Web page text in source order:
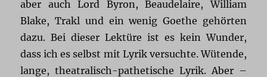
aber auch Lord Byron, Beaudelaire, William
Blake, Trakl und ein wenig Goethe gehörten
dazu. Bei dieser Lektüre ist es kein Wunder,
dass ich es selbst mit Lyrik versuchte. Wütende,
lange, theatralisch-pathetische Lyrik. Aber –